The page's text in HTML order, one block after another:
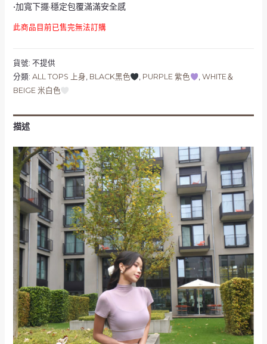
•加寬下擺·穩定包覆滿滿安全感
此商品目前已售完無法訂購
貨號: 不提供
分類: ALL TOPS 上身, BLACK黑色 , PURPLE 紫色 ,WHITE＆
BEIGE 米白色
描述